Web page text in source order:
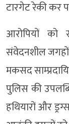
टारगेट रेकी कर
आरोपियों को
संवेदनशील
मकसद
पुलिस की
हथियारों और